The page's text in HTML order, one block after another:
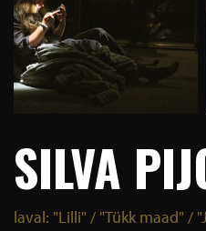
SILVA
laval: "Lilli" / "Tükk maad" /